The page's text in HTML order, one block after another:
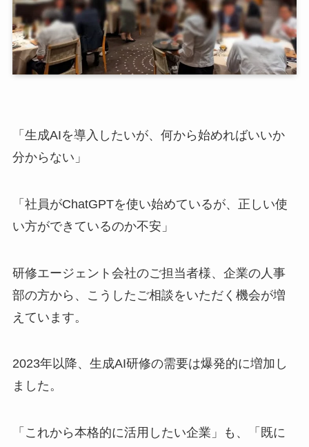
「生成AIを導入したいが、何から始めればいいか
分からない」
「社員がChatGPTを使い始めているが、正しい使
い方ができているのか不安」
研修エージェント会社のご担当者様、企業の人事
部の方から、こうしたご相談をいただく機会が増
えています。
2023年以降、生成AI研修の需要は爆発的に増加し
ました。
「これから本格的に活用したい企業」も、「既に